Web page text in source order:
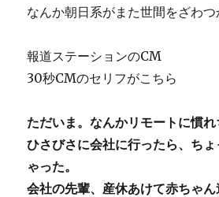
なんか朝日系がまた世間をざわつ
報道ステーションのCM
30秒CMのセリフがこちら
ただいま。なんかリモートに慣れ
ひさびさに会社に行ったら、ち
ゃった。
会社の先輩、産休あけて赤ちゃ